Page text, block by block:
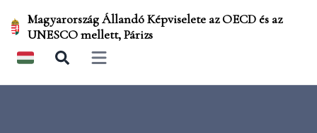
Magyarország Állandó Képviselete az OECD és az
UNESCO mellett, Párizs
Open main menu